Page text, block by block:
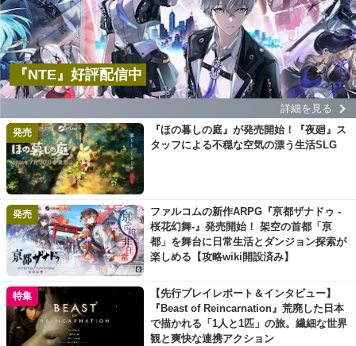
『NTE』好評配信中
詳細を見る
発売
『ほの暮しの庭』が発売開始！『夜廻』ス
タッフによる不穏な空気の漂う生活SLG
発売
ファルコムの新作ARPG『亰都ザナドゥ -
桜花幻舞-』発売開始！ 架空の首都「亰
都」を舞台に日常生活とダンジョン探索が
楽しめる【攻略wiki開設済み】
特集
【先行プレイレポート＆インタビュー】
『Beast of Reincarnation』荒廃した日本
で描かれる「1人と1匹」の旅。繊細な世界
観と爽快な連携アクション